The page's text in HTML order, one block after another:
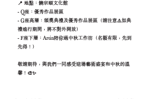
📍 地點：饒宗頤文化館
- Q座：優秀作品展區
- G座高層：頒獎典禮及優秀作品展區（請注意⚠️如典
禮進行期間，將不對外開放）
- F座下層：Artin陪你過中秋工作坊（名額有限，先到
先得！）
敬請期待，與我們一同感受這場藝術盛宴和中秋的溫
馨！🎨✨